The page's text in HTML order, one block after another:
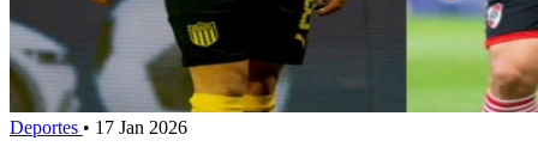
Deportes • 17 Jan 2026